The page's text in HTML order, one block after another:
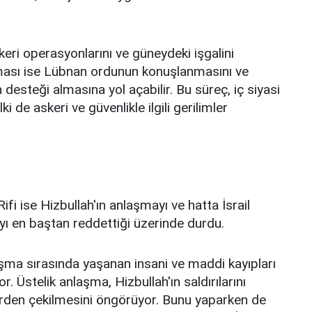
operasyonlarını ve güneydeki işgalini
ise Lübnan ordunun konuşlanmasını ve
almasına yol açabilir. Bu süreç, iç siyasi
de askeri ve güvenlikle ilgili gerilimler
ise Hizbullah'ın anlaşmayı ve hatta İsrail
en baştan reddettiği üzerinde durdu.
sırasında yaşanan insani ve maddi kayıpları
anlaşma, Hizbullah'ın saldırılarını
çekilmesini öngörüyor. Bunu yaparken de